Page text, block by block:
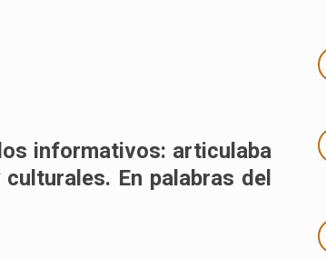
informativos: articulaba
En palabras del